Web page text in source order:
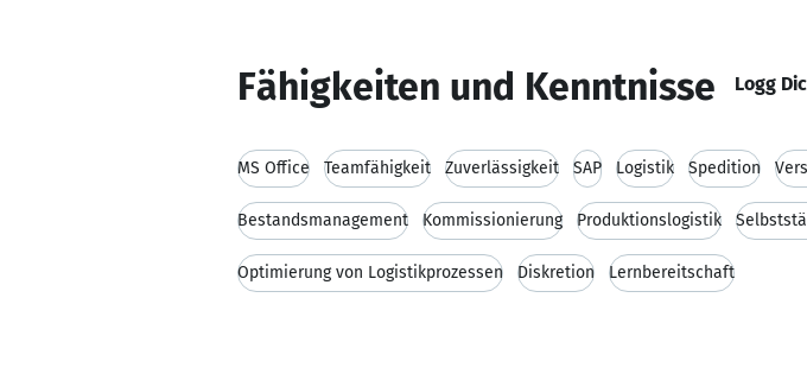
Fähigkeiten und Kenntnisse Logg
MS Office Teamfähigkeit Zuverlässigkeit SAP Logistik Spedition
Bestandsmanagement Kommissionierung Produktionslogistik
Optimierung von Logistikprozessen Diskretion Lernbereitschaft